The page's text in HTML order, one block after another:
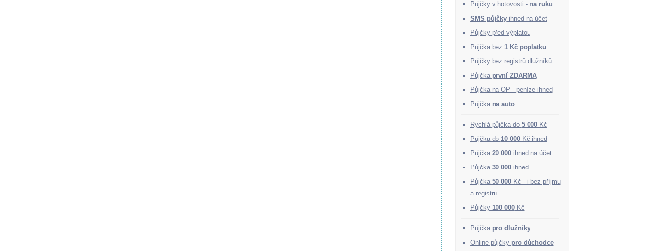
Půjčky v hotovosti - na ruku
SMS půjčkyihned na účet
Půjčky před výplatou
Půjčka bez 1 Kč poplatku
Půjčky bez registrů dlužníků
Půjčka první ZDARMA
Půjčka na OP - peníze ihned
Půjčka na auto
Rychlá půjčka do 5 000Kč
Půjčka do 10 000Kč ihned
Půjčka 20 000ihned na účet
Půjčka 30 000ihned
Půjčka 50 000Kč - i bez příjmu
a registru
Půjčky 100 000Kč
Půjčka pro dlužníky
Online půjčky pro důchodce